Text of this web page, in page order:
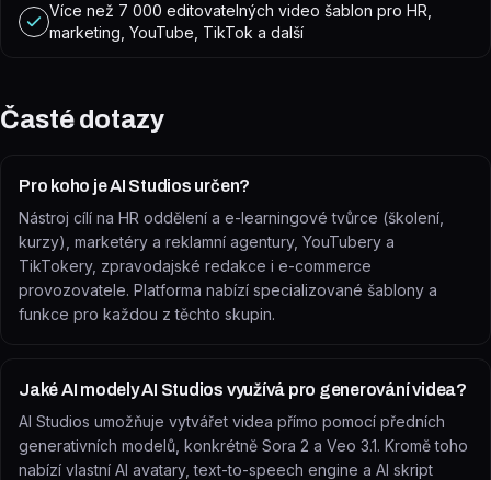
Více než 7 000 editovatelných video šablon pro HR,
marketing, YouTube, TikTok a další
Časté dotazy
Pro koho je AI Studios určen?
Nástroj cílí na HR oddělení a e-learningové tvůrce (školení,
kurzy), marketéry a reklamní agentury, YouTubery a
TikTokery, zpravodajské redakce i e-commerce
provozovatele. Platforma nabízí specializované šablony a
funkce pro každou z těchto skupin.
Jaké AI modely AI Studios využívá pro generování videa?
AI Studios umožňuje vytvářet videa přímo pomocí předních
generativních modelů, konkrétně Sora 2 a Veo 3.1. Kromě toho
nabízí vlastní AI avatary, text-to-speech engine a AI skript